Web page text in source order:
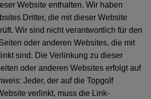
Website enthalten. Wir haben
Dritter, die mit dieser Website
Wir sind nicht verantwortlich für den
oder anderen Websites, die mit
sind. Die Verlinkung zu dieser
oder anderen Websites erfolgt auf
Jeder, der auf die Topgolf
verlinkt, muss die Link-